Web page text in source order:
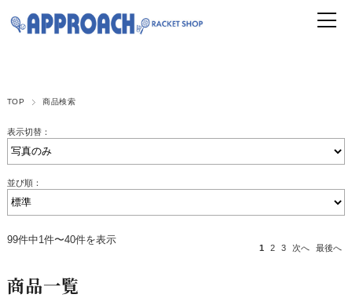
TOP 商品検索
表示切替：
並び順：
99件中1件〜40件を表示
1 2 3 次へ 最後へ
商品一覧